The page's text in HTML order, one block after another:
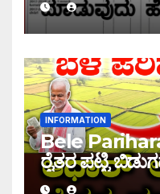
INFORMATION
Bele
ರೈತರ ಪಟ್ಟಿ
ಹೆಸರು ಇದ್ದರೆ